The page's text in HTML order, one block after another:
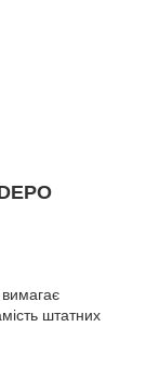
штатних